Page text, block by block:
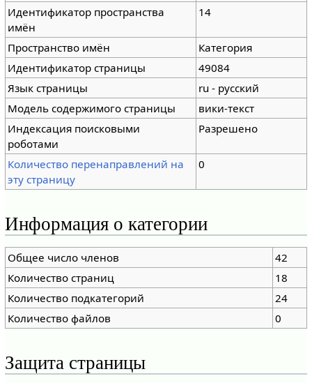
Идентификатор пространства
имён
14
Пространство имён
Категория
Идентификатор страницы
49084
Язык страницы
ru - русский
Модель содержимого страницы
вики-текст
Индексация поисковыми
роботами
Разрешено
Количество перенаправлений на
эту страницу
0
Информация о категории
Общее число членов
42
Количество страниц
18
Количество подкатегорий
24
Количество файлов
0
Защита страницы